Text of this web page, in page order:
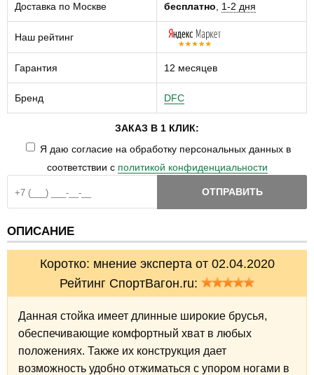
Доставка по Москве бесплатно 1-2 дня
Наш рейтинг
Гарантия 12 месяцев
Бренд DFC
ЗАКАЗ В 1 КЛИК:
Я даю согласие на обработку персональных данных в
соответствии с политикой конфиденциальности
ОТПРАВИТЬ
ОПИСАНИЕ
Коротко: мнение эксперта от 02.04.2020
Рейтинг СпортВагон.ru:
Данная стойка имеет длинные широкие брусья,
обеспечивающие комфортный хват в любых
положениях. Также их конструкция дает
возможность удобно отжиматься с упором ногами в